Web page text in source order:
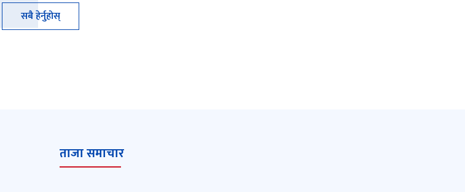
सबै हेर्नुहोस्
ताजा समाचार